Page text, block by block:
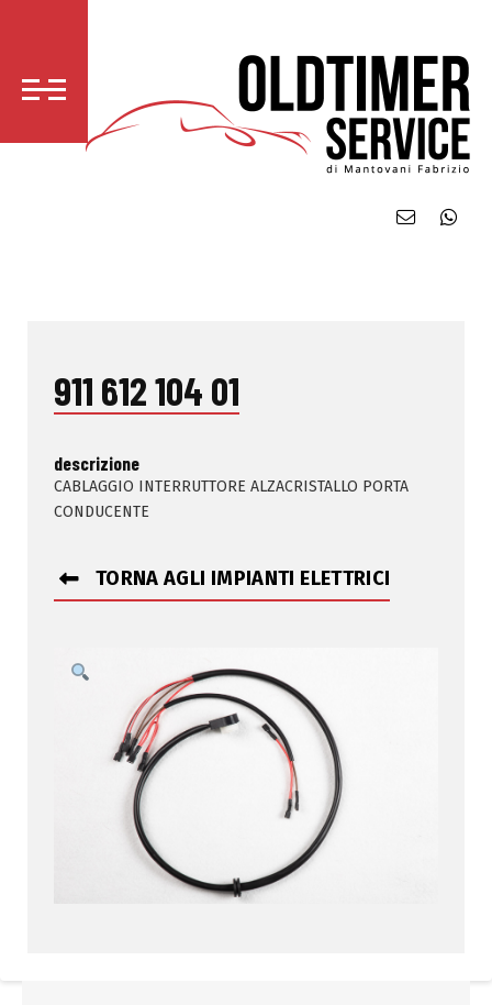
911 612 104 01
descrizione
CABLAGGIO INTERRUTTORE ALZACRISTALLO PORTA
CONDUCENTE
TORNA AGLI IMPIANTI ELETTRICI